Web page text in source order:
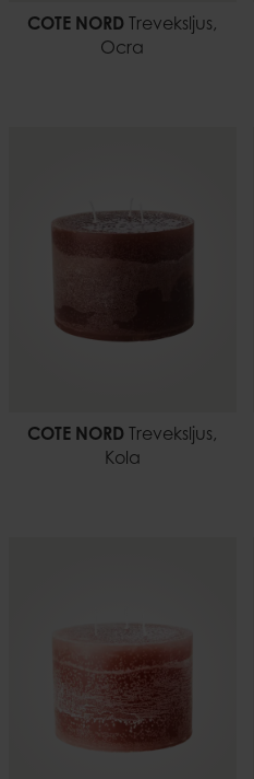
COTE NORD Treveksljus,
Ocra
COTE NORD Treveksljus,
Kola